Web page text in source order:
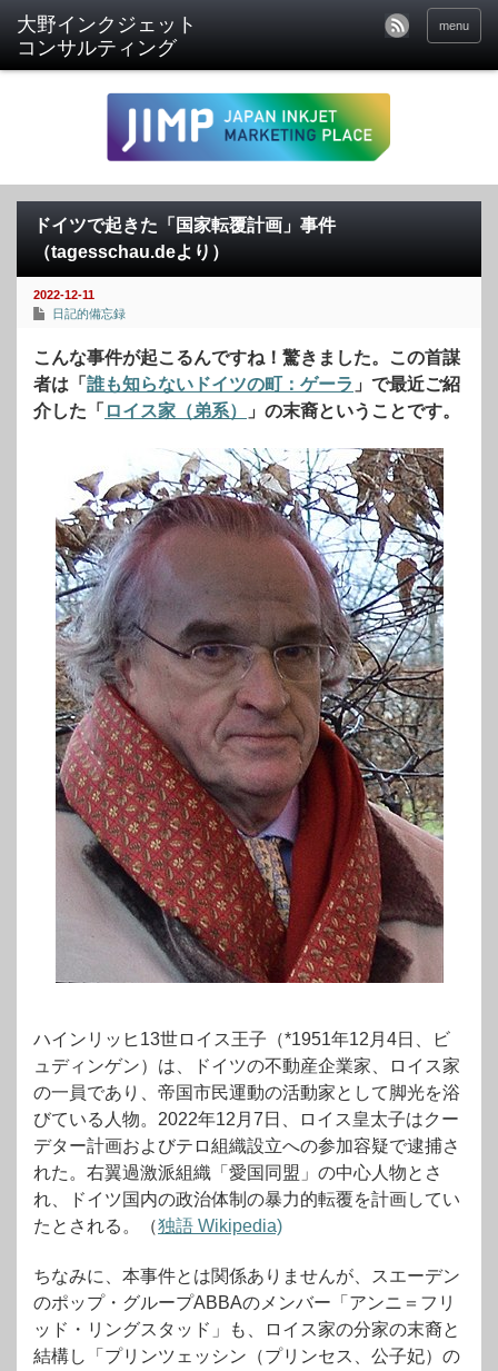
menu
ドイツで起きた「国家転覆計画」事件
（tagesschau.deより）
2022-12-11
日記的備忘録
こんな事件が起こるんですね！驚きました。この首謀
者は「 誰も知らないドイツの町：ゲーラ 」で最近ご紹
介した「 ロイス家（弟系） 」の末裔ということです。
ハインリッヒ13世ロイス王子（*1951年12月4日、ビ
ュディンゲン）は、ドイツの不動産企業家、ロイス家
の一員であり、帝国市民運動の活動家として脚光を浴
びている人物。2022年12月7日、ロイス皇太子はクー
デター計画およびテロ組織設立への参加容疑で逮捕さ
れた。右翼過激派組織「愛国同盟」の中心人物とさ
れ、ドイツ国内の政治体制の暴力的転覆を計画してい
たとされる。（独語 Wikipedia)
ちなみに、本事件とは関係ありませんが、スエーデン
のポップ・グループABBAのメンバー「アンニ＝フリ
ッド・リングスタッド」も、ロイス家の分家の末裔と
結構し「プリンツェッシン（プリンセス、公子妃）の